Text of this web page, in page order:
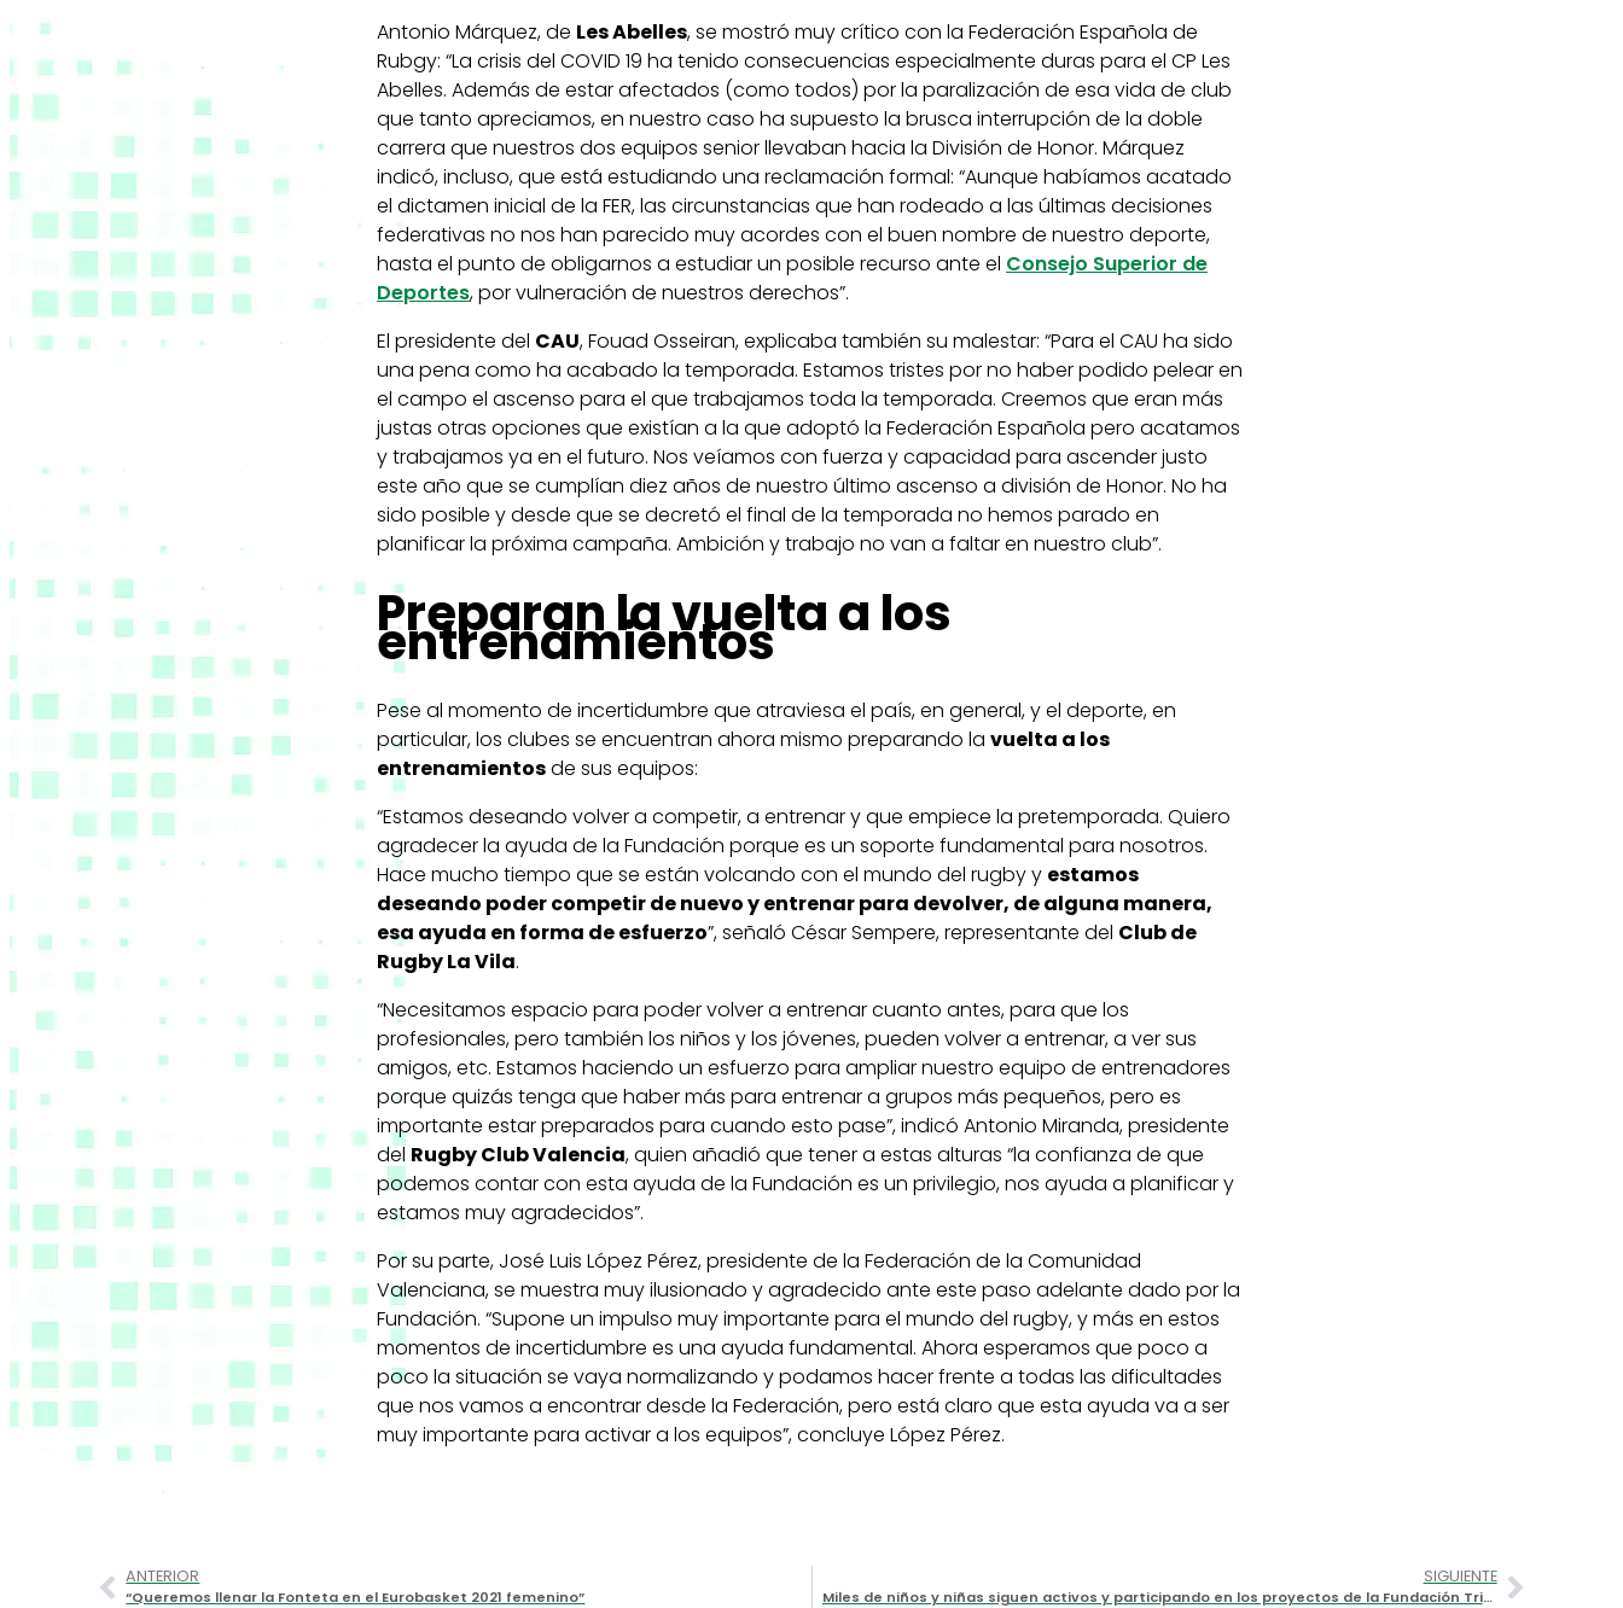
Antonio Márquez, de Les Abelles, se mostró muy crítico con la Federación Española de
Rubgy: “La crisis del COVID 19 ha tenido consecuencias especialmente duras para el CP Les
Abelles. Además de estar afectados (como todos) por la paralización de esa vida de club
que tanto apreciamos, en nuestro caso ha supuesto la brusca interrupción de la doble
carrera que nuestros dos equipos senior llevaban hacia la División de Honor. Márquez
indicó, incluso, que está estudiando una reclamación formal: “Aunque habíamos acatado
el dictamen inicial de la FER, las circunstancias que han rodeado a las últimas decisiones
federativas no nos han parecido muy acordes con el buen nombre de nuestro deporte,
hasta el punto de obligarnos a estudiar un posible recurso ante el Consejo Superior de
Deportes, por vulneración de nuestros derechos”.
El presidente del CAU, Fouad Osseiran, explicaba también su malestar: “Para el CAU ha sido
una pena como ha acabado la temporada. Estamos tristes por no haber podido pelear en
el campo el ascenso para el que trabajamos toda la temporada. Creemos que eran más
justas otras opciones que existían a la que adoptó la Federación Española pero acatamos
y trabajamos ya en el futuro. Nos veíamos con fuerza y capacidad para ascender justo
este año que se cumplían diez años de nuestro último ascenso a división de Honor. No ha
sido posible y desde que se decretó el final de la temporada no hemos parado en
planificar la próxima campaña. Ambición y trabajo no van a faltar en nuestro club”.
Preparan la vuelta a los
entrenamientos
Pese al momento de incertidumbre que atraviesa el país, en general, y el deporte, en
particular, los clubes se encuentran ahora mismo preparando la vuelta a los
entrenamientosde sus equipos:
“Estamos deseando volver a competir, a entrenar y que empiece la pretemporada. Quiero
agradecer la ayuda de la Fundación porque es un soporte fundamental para nosotros.
Hace mucho tiempo que se están volcando con el mundo del rugby y estamos
deseando poder competir de nuevo y entrenar para devolver, de alguna manera,
esa ayuda en forma de esfuerzo”, señaló César Sempere, representante del Club de
Rugby La Vila.
“Necesitamos espacio para poder volver a entrenar cuanto antes, para que los
profesionales, pero también los niños y los jóvenes, pueden volver a entrenar, a ver sus
amigos, etc. Estamos haciendo un esfuerzo para ampliar nuestro equipo de entrenadores
porque quizás tenga que haber más para entrenar a grupos más pequeños, pero es
importante estar preparados para cuando esto pase”, indicó Antonio Miranda, presidente
del Rugby Club Valencia, quien añadió que tener a estas alturas “la confianza de que
podemos contar con esta ayuda de la Fundación es un privilegio, nos ayuda a planificar y
estamos muy agradecidos”.
Por su parte, José Luis López Pérez, presidente de la Federación de la Comunidad
Valenciana, se muestra muy ilusionado y agradecido ante este paso adelante dado por la
Fundación. “Supone un impulso muy importante para el mundo del rugby, y más en estos
momentos de incertidumbre es una ayuda fundamental. Ahora esperamos que poco a
poco la situación se vaya normalizando y podamos hacer frente a todas las dificultades
que nos vamos a encontrar desde la Federación, pero está claro que esta ayuda va a ser
muy importante para activar a los equipos”, concluye López Pérez.
ANTERIOR
“Queremos llenar la Fonteta en el Eurobasket 2021 femenino”
SIGUIENTE
Miles de niños y niñas siguen activos y participando en los proyectos de la Fundación Trinidad Alfonso